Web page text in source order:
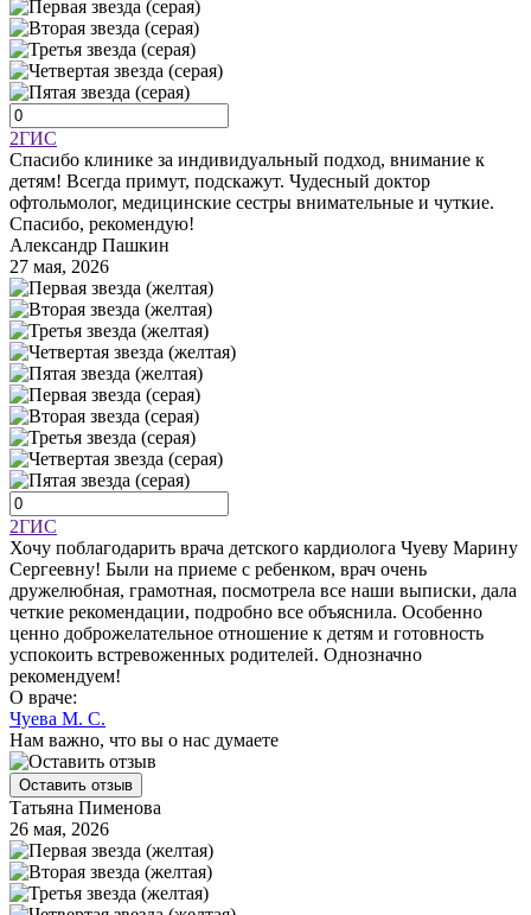
2ГИС
Спасибо клинике за индивидуальный подход, внимание к
детям! Всегда примут, подскажут. Чудесный доктор
офтольмолог, медицинские сестры внимательные и чуткие.
Спасибо, рекомендую!
Александр Пашкин
27 мая, 2026
2ГИС
Хочу поблагодарить врача детского кардиолога Чуеву Марину
Сергеевну! Были на приеме с ребенком, врач очень
дружелюбная, грамотная, посмотрела все наши выписки, дала
четкие рекомендации, подробно все объяснила. Особенно
ценно доброжелательное отношение к детям и готовность
успокоить встревоженных родителей. Однозначно
рекомендуем!
О враче:
Чуева М. С.
Нам важно, что вы о нас думаете
Оставить отзыв
Татьяна Пименова
26 мая, 2026